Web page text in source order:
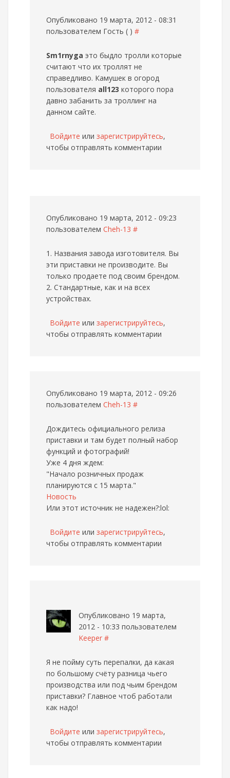
Опубликовано 19 марта, 2012 - 08:31
пользователем Гость ( ) #
Sm1rnyga это быдло тролли которые
считают что их троллят не
справедливо. Камушек в огород
пользователя all123 которого пора
давно забанить за троллинг на
данном сайте.
Войдите или зарегистрируйтесь,
чтобы отправлять комментарии
Опубликовано 19 марта, 2012 - 09:23
пользователем Cheh-13 #
1. Названия завода изготовителя. Вы
эти приставки не производите. Вы
только продаете под своим брендом.
2. Стандартные, как и на всех
устройствах.
Войдите или зарегистрируйтесь,
чтобы отправлять комментарии
Опубликовано 19 марта, 2012 - 09:26
пользователем Cheh-13 #
Дождитесь официального релиза
приставки и там будет полный набор
функций и фотографий!
Уже 4 дня ждем:
"Начало розничных продаж
планируются с 15 марта."
Новость
Или этот источник не надежен?:lol:
Войдите или зарегистрируйтесь,
чтобы отправлять комментарии
Опубликовано 19 марта,
2012 - 10:33 пользователем
Keeper #
Я не пойму суть перепалки, да какая
по большому счёту разница чьего
производства или под чьим брендом
приставки? Главное чтоб работали
как надо!
Войдите или зарегистрируйтесь,
чтобы отправлять комментарии